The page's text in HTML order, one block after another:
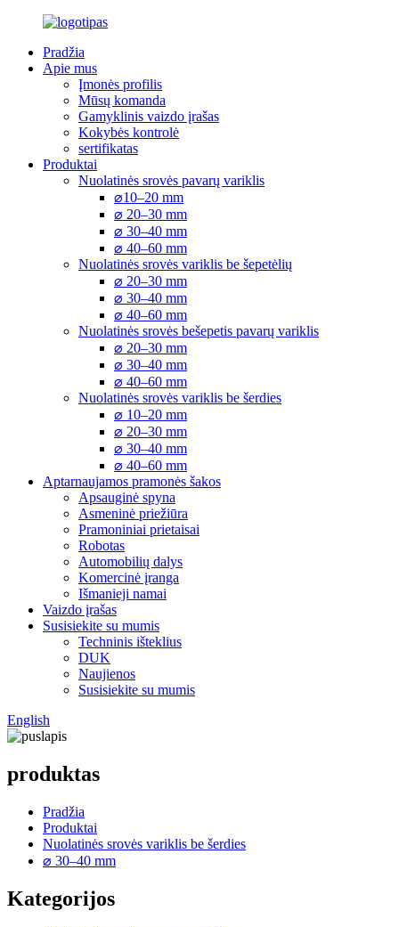
Pradžia
Apie mus
Įmonės profilis
Mūsų komanda
Gamyklinis vaizdo įrašas
Kokybės kontrolė
sertifikatas
Produktai
Nuolatinės srovės pavarų variklis
⌀10–20 mm
⌀ 20–30 mm
⌀ 30–40 mm
⌀ 40–60 mm
Nuolatinės srovės variklis be šepetėlių
⌀ 20–30 mm
⌀ 30–40 mm
⌀ 40–60 mm
Nuolatinės srovės bešepetis pavarų variklis
⌀ 20–30 mm
⌀ 30–40 mm
⌀ 40–60 mm
Nuolatinės srovės variklis be šerdies
⌀ 10–20 mm
⌀ 20–30 mm
⌀ 30–40 mm
⌀ 40–60 mm
Aptarnaujamos pramonės šakos
Apsauginė spyna
Asmeninė priežiūra
Pramoniniai prietaisai
Robotas
Automobilių dalys
Komercinė įranga
Išmanieji namai
Vaizdo įrašas
Susisiekite su mumis
Techninis išteklius
DUK
Naujienos
Susisiekite su mumis
English
produktas
Pradžia
Produktai
Nuolatinės srovės variklis be šerdies
⌀ 30–40 mm
Kategorijos